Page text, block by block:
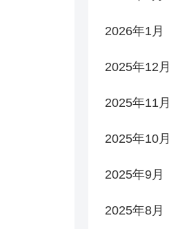
2026年1月
2025年12月
2025年11月
2025年10月
2025年9月
2025年8月